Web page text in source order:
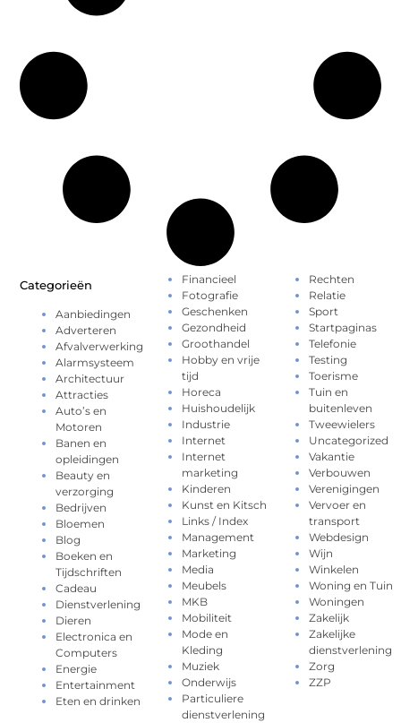
Categorieën
Aanbiedingen
Adverteren
Afvalverwerking
Alarmsysteem
Architectuur
Attracties
Auto’s en
Motoren
Banen en
opleidingen
Beauty en
verzorging
Bedrijven
Bloemen
Blog
Boeken en
Tijdschriften
Cadeau
Dienstverlening
Dieren
Electronica en
Computers
Energie
Entertainment
Eten en drinken
Financieel
Fotografie
Geschenken
Gezondheid
Groothandel
Hobby en vrije
tijd
Horeca
Huishoudelijk
Industrie
Internet
Internet
marketing
Kinderen
Kunst en Kitsch
Links / Index
Management
Marketing
Media
Meubels
MKB
Mobiliteit
Mode en
Kleding
Muziek
Onderwijs
Particuliere
dienstverlening
Rechten
Relatie
Sport
Startpaginas
Telefonie
Testing
Toerisme
Tuin en
buitenleven
Tweewielers
Uncategorized
Vakantie
Verbouwen
Verenigingen
Vervoer en
transport
Webdesign
Wijn
Winkelen
Woning en Tuin
Woningen
Zakelijk
Zakelijke
dienstverlening
Zorg
ZZP